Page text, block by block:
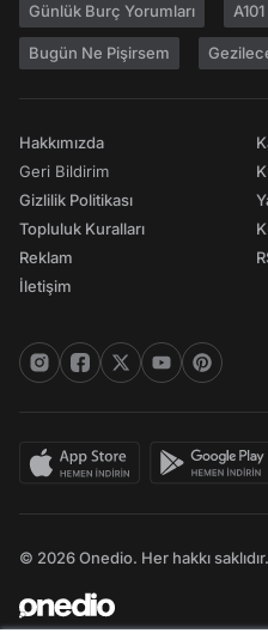
Günlük Burç Yorumları A101
Bugün Ne Pişirsem
Hakkımızda
Geri Bildirim
Gizlilik Politikası
Topluluk Kuralları
Reklam
İletişim
© 2026 Onedio. Her hakkı saklıdır.